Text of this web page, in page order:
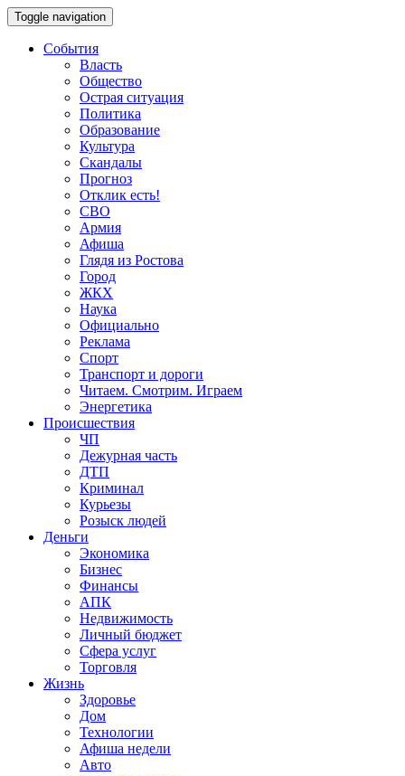
Toggle navigation
События
Власть
Общество
Острая ситуация
Политика
Образование
Культура
Скандалы
Прогноз
Отклик есть!
СВО
Армия
Афиша
Глядя из Ростова
Город
ЖКХ
Наука
Официально
Реклама
Спорт
Транспорт и дороги
Читаем. Смотрим. Играем
Энергетика
Происшествия
ЧП
Дежурная часть
ДТП
Криминал
Курьезы
Розыск людей
Деньги
Экономика
Бизнес
Финансы
АПК
Недвижимость
Личный бюджет
Сфера услуг
Торговля
Жизнь
Здоровье
Дом
Технологии
Афиша недели
Авто